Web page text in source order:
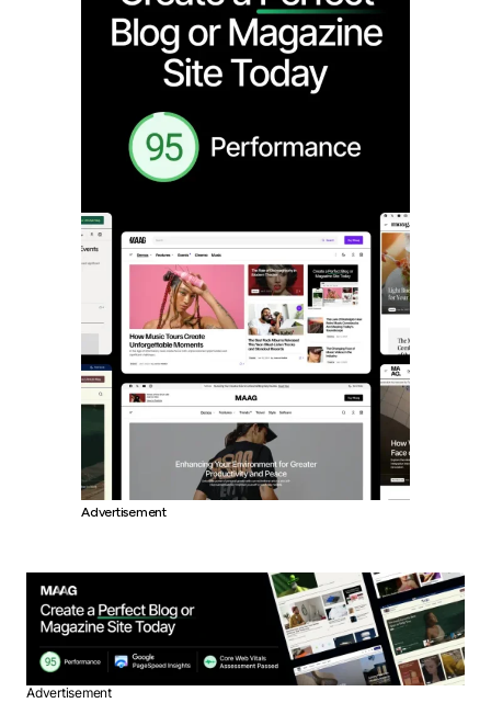
Advertisement
Advertisement